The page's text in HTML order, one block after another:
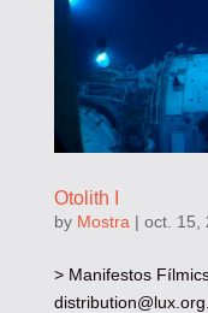
Otolith I
by Mostra | oct. 15,
> Manifestos